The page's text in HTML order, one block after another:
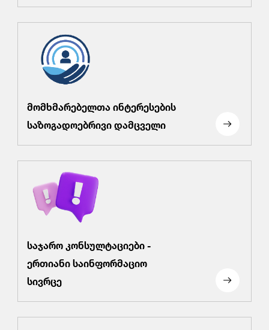
მომხმარებელთა ინტერესების
საზოგადოებრივი დამცველი
საჯარო კონსულტაციები -
ერთიანი საინფორმაციო
სივრცე